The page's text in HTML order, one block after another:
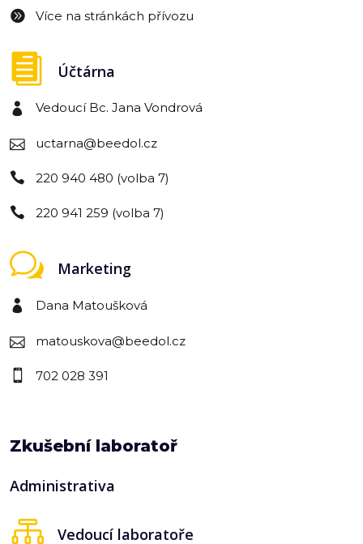
Více na stránkách přívozu
Účtárna
Vedoucí Bc. Jana Vondrová
uctarna@beedol.cz
220 940 480 (volba 7)
220 941 259 (volba 7)
Marketing
Dana Matoušková
matouskova@beedol.cz
702 028 391
Zkušební laboratoř
Administrativa
Vedoucí laboratoře